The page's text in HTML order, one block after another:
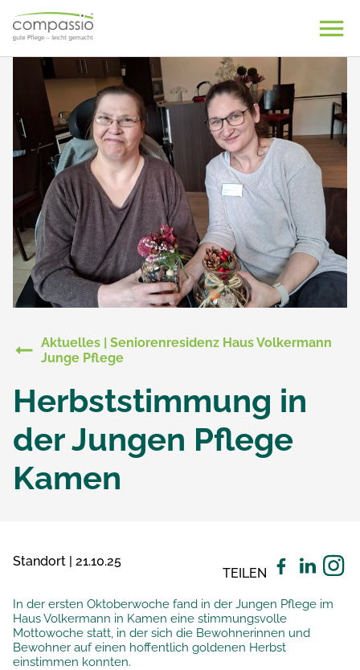
content
Aktuelles | Seniorenresidenz Haus Volkermann
Junge Pflege
Herbststimmung in
der Jungen Pflege
Kamen
Standort | 21.10.25
TEILEN
In der ersten Oktoberwoche fand in der Jungen Pflege im
Haus Volkermann in Kamen eine stimmungsvolle
Mottowoche statt, in der sich die Bewohnerinnen und
Bewohner auf einen hoffentlich goldenen Herbst
einstimmen konnten.